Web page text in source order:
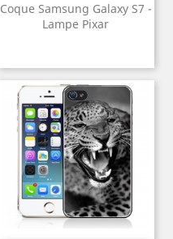
Coque Samsung Galaxy S7 -
Lampe Pixar